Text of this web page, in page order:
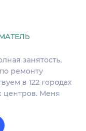
занятость,
ремонту
в 122 городах
центров. Меня